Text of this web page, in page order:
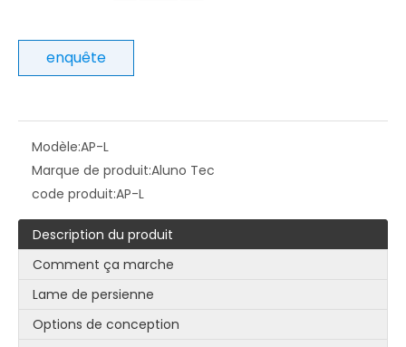
enquête
Modèle:AP-L
Marque de produit:Aluno Tec
code produit:AP-L
Description du produit
Comment ça marche
Lame de persienne
Options de conception